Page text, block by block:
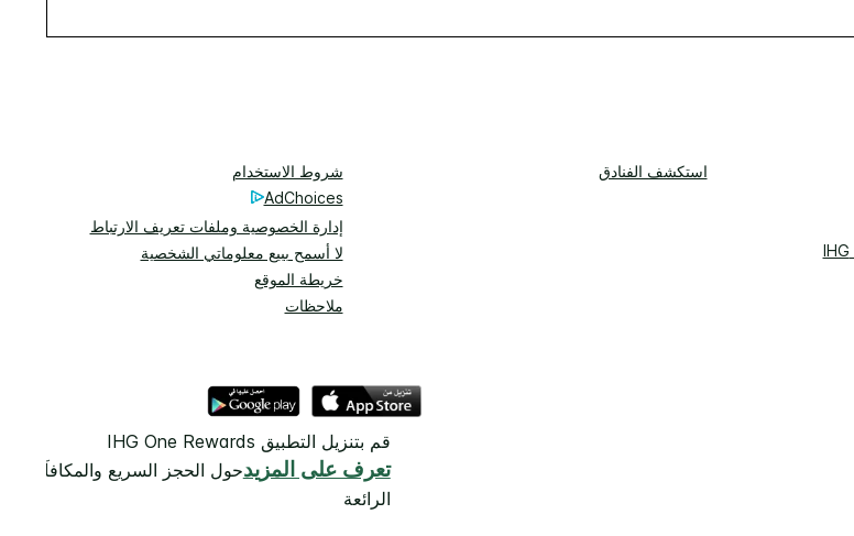
استكشف الفنادق
شروط الاستخدام
AdChoices
إدارة الخصوصية وملفات تعريف الارتباط
لا أسمح ببيع معلوماتي الشخصية
خريطة الموقع
ملاحظات
قم بتنزيل التطبيق IHG One Rewards
تعرف على المزيدحول الحجز السريع والمكافآت
الرائعة